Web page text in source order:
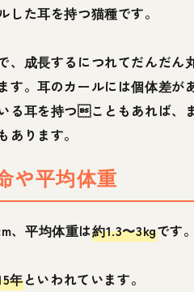
た耳を持つ猫種です。
、成長するにつれてだんだん
す。耳のカールには個体差が
る耳を持つこともあれば、
ります。
や平均体重
、平均体重は約1.3〜3kgです。
年といわれています。